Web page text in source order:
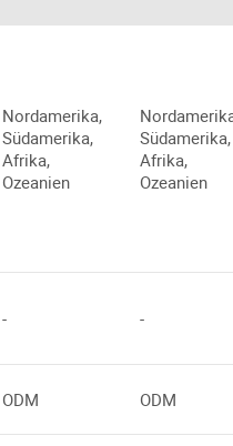
Nordamerika,
Südamerika,
Afrika,
Ozeanien
Südamerika,
Afrika,
Ozeanien
- -
ODM ODM